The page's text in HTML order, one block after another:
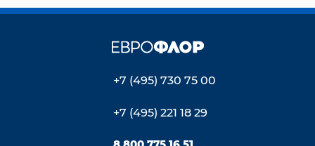
+7 (495) 730 75 00
+7 (495) 221 18 29